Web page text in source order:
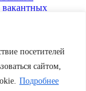
посетителей
сайтом,
Подробнее
вакантных
резерва
требований к
данных